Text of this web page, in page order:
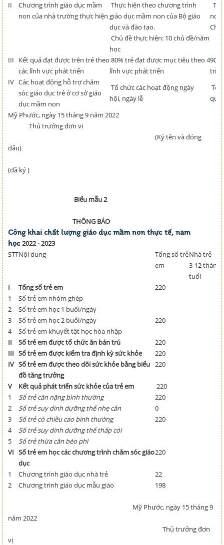
II
Chương trình giáo dục mầm
non của nhà trường thực hiện
Thực hiện theo chương trình
giáo dục mầm non của Bộ giáo
dục và đào tạo.
Chủ đề thực hiện: 10 chủ đề/năm
học
non
Chủ
III
Kết quả đạt được trên trẻ theo
các lĩnh vực phát triển
80% trẻ đạt được mục tiêu theo 4
lĩnh vực phát triển
triển
IV Các hoạt động hỗ trợ chăm
sóc giáo dục trẻ ở cơ sở giáo
dục mầm non
Tổ chức các hoạt động ngày
hội, ngày lễ
Tổ
Mỹ Phước, ngày 15 tháng 9 năm 2022
Thủ trưởng đơn vị
(Ký tên và đóng
dấu)
(đã ký )
Biểu mẫu 2
THÔNG BÁO
Công khai chất lượng giáo dục mầm non thực tế, năm
học2022 - 2023
STTNội dung
Tổng số trẻ
em
Nhà trẻ
3-12 tháng
tuổi
I
Tổng số trẻ em
220
1
Số trẻ em nhóm ghép
2
Số trẻ em học 1 buổi/ngày
3
Số trẻ em học 2 buổi/ngày
220
4
Số trẻ em khuyết tật học hòa nhập
II
Số trẻ em được tổ chức ăn bán trú
220
III Số trẻ em được kiểm tra định kỳ sức khỏe
220
IV Số trẻ em được theo dõi sức khỏe bằng biểu
đồ tăng trưởng
220
V Kết quả phát triển sức khỏe của trẻ em
220
1
Số trẻ cân nặng bình thường
220
2
Số trẻ suy dinh dưỡng thể nhẹ cân
0
3
Số trẻ có chiều cao bình thường
220
4
Số trẻ suy dinh dưỡng thể thấp còi
5
Số trẻ thừa cân béo phì
VI Số trẻ em học các chương trình chăm sóc giáo
dục
220
1 Chương trình giáo dục nhà trẻ
22
2
Chương trình giáo dục mẫu giáo 198
Mỹ Phước, ngày 15 tháng 9
năm 2022
Thủ trưởng đơn
vị